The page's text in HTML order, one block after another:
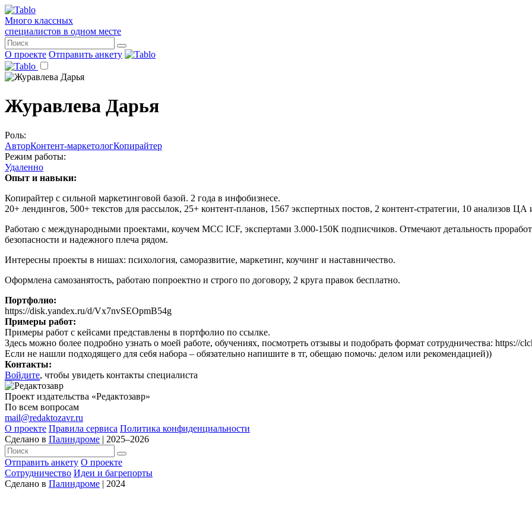
Много классных
специалистов в одном месте
О проекте Отправить анкету
Журавлева Дарья
Роль:
АвторКонтент-маркетологКопирайтер
Режим работы:
Удаленно
Опыт и навыки:
Копирайтер с сильной маркетинговой базой. 2 года в инфобизнесе.
20+ лендингов, 500+ текстов для рассылок, 25+ контент-планов, 1567 экспертных постов, 2 контент-стратегии, 10 анализов ЦА
Работаю с международными проектами, коучем MCC ICF, экспертами 3.000-150К подписчиков. Отмечают детальность
безопасности и надежного плеча рядом.
Интересны проекты в нишах: психология, саморазвитие, маркетинг, коучинг и наставничество.
Оформлена самозанятость, работаю попроектно и строго по договору, 2 круга правок бесплатно.
Портфолио:
https://disk.yandex.ru/d/Vx7nvSEOpmB54g
Примеры работ:
Примеры работ с кейсами представлены в портфолио по ссылке.
Здесь можно более подробно узнать о моей работе, обучениях, посмотреть отзывы и подобрать формат сотрудничества: https://
Если не нашли подходящего для себя набора – обязательно напишите в тг, обещаю помочь: делом или рекомендацией))
Контакты:
Войдите, чтобы увидеть контакты специалиста
Проект издательства «Редактозавр»
По всем вопросам
mail@redaktozavr.ru
О проекте Правила сервиса Политика конфиденциальности
Сделано в Палиндроме | 2025–2026
Отправить анкету О проекте
Сотрудничество Идеи и багрепорты
Сделано в Палиндроме | 2024